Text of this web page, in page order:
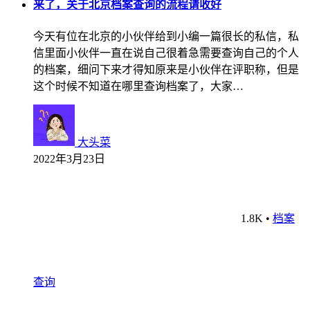
来了，关于北京档案查询的流程请收好
今天有位在北京的小伙伴给到小编一篇很长的私信，私
信里面小伙伴一直在说自己很着急需要查询自己的个人
的档案，细问下来才得知原来是小伙伴在评职称，但是
这个时候不知道在哪里查询档案了，大家…
大头菜
2022年3月23日
1.8K • 档案
查询